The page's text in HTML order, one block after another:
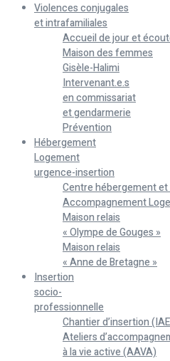
Violences conjugales
et intrafamiliales
Accueil de jour et
Maison des femmes
Gisèle-Halimi
Intervenant.e.s
en commissariat
et gendarmerie
Prévention
Hébergement
Logement
urgence-insertion
Centre hébergement et
Accompagnement
Maison relais
« Olympe de Gouges »
Maison relais
« Anne de Bretagne »
Insertion
socio-
professionnelle
Chantier d’insertion
Ateliers
à la vie active (AAVA)